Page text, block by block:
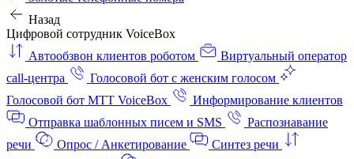
Назад
Цифровой сотрудник VoiceBox
Автообзвон клиентов роботом
Виртуальный оператор
call-центра
Голосовой бот с женским голосом
Голосовой бот МТТ VoiceBox
Информирование клиентов
Отправка шаблонных писем и SMS
Распознавание
речи
Опрос / Анкетирование
Синтез речи